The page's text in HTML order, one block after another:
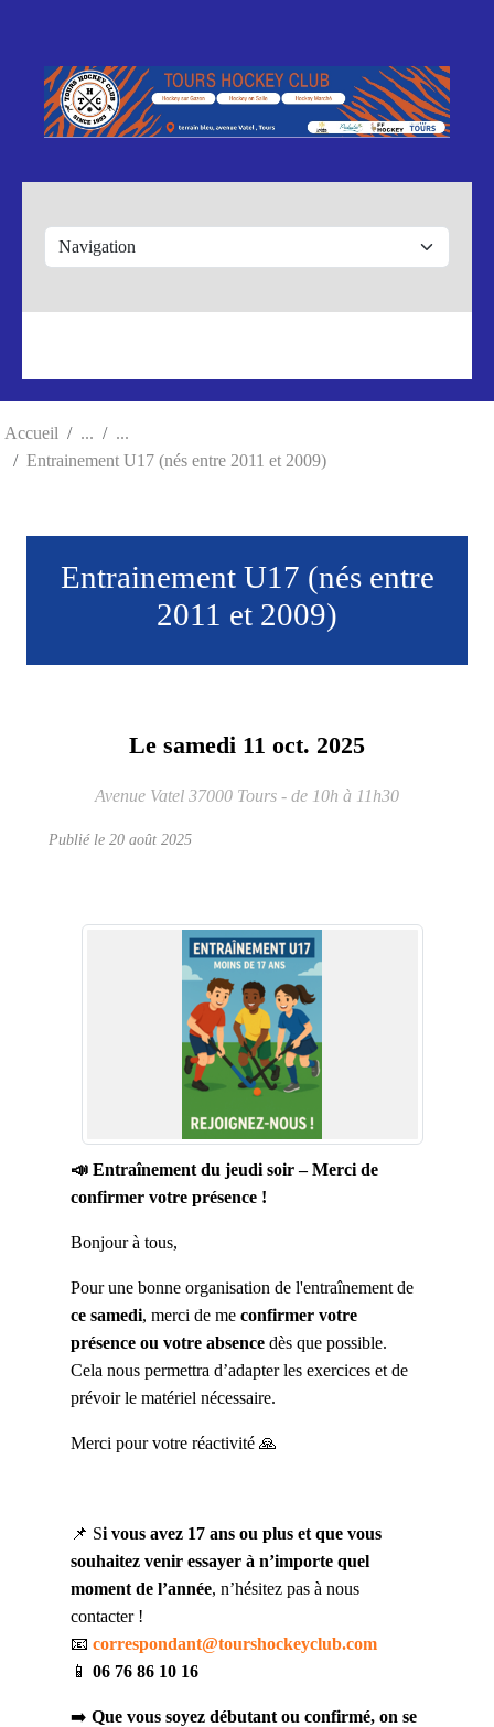
Accueil
Entrainement U17 (nés entre 2011 et 2009)
Entrainement U17 (nés entre
2011 et 2009)
Le samedi 11 oct. 2025
Avenue Vatel 37000 Tours - de 10h à 11h30
Publié le 20 août 2025
📣 Entraînement du jeudi soir – Merci de
confirmer votre présence !
Bonjour à tous,
Pour une bonne organisation de l'entraînement de
ce samedi, merci de me confirmer votre
présence ou votre absence dès que possible.
Cela nous permettra d’adapter les exercices et de
prévoir le matériel nécessaire.
Merci pour votre réactivité 🙏
📌 Si vous avez 17 ans ou plus et que vous
souhaitez venir essayer à n’importe quel
moment de l’année, n’hésitez pas à nous
contacter !
📧 correspondant@tourshockeyclub.com
📱 06 76 86 10 16
➡️ Que vous soyez débutant ou confirmé, on se